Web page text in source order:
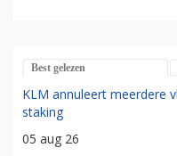
Best gelezen
KLM annuleert meerdere
staking
05 aug 26